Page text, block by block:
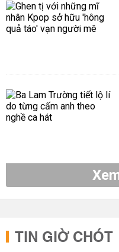
TIN GIỜ CHÓT